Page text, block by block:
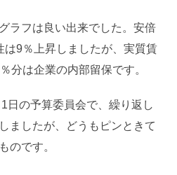
ラフは良い出来でした。安倍
9％上昇しましたが、実質賃
分は企業の内部留保です。
日の予算委員会で、繰り返し
ましたが、どうもピンときて
のです。